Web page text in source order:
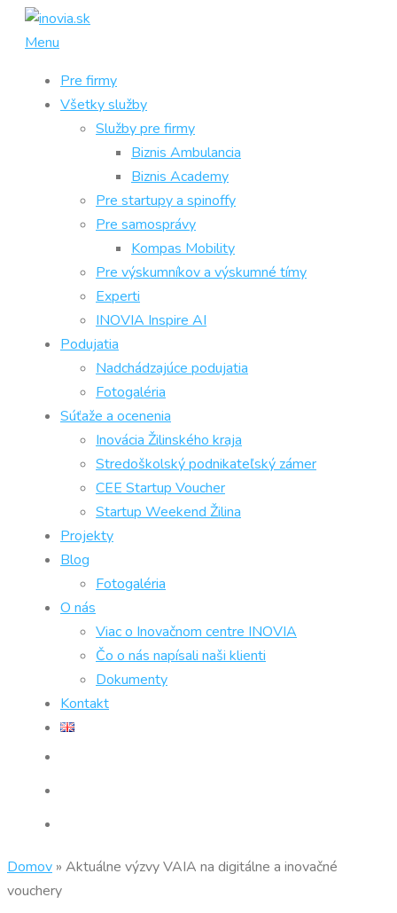
Prejsť
Menu
Pre firmy
Všetky služby
Služby pre firmy
Biznis Ambulancia
Biznis Academy
Pre startupy a spinoffy
Pre samosprávy
Kompas Mobility
Pre výskumníkov a výskumné tímy
Experti
INOVIA Inspire AI
Podujatia
Nadchádzajúce podujatia
Fotogaléria
Súťaže a ocenenia
Inovácia Žilinského kraja
Stredoškolský podnikateľský zámer
CEE Startup Voucher
Startup Weekend Žilina
Projekty
Blog
Fotogaléria
O nás
Viac o Inovačnom centre INOVIA
Čo o nás napísali naši klienti
Dokumenty
Kontakt
Domov » Aktuálne výzvy VAIA na digitálne a inovačné
vouchery